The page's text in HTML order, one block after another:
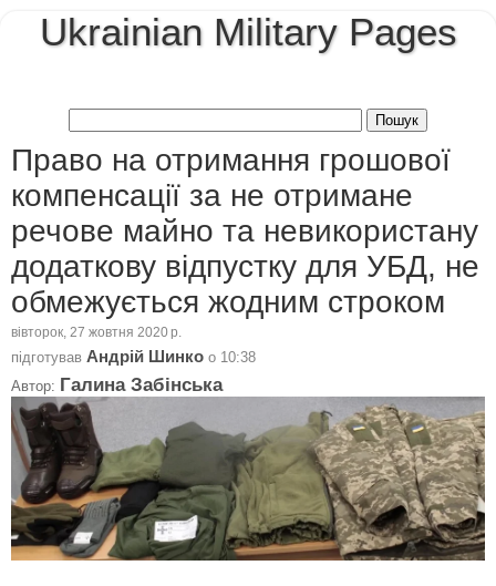
Ukrainian Military Pages
Право на отримання грошової
компенсації за не отримане
речове майно та невикористану
додаткову відпустку для УБД, не
обмежується жодним строком
вівторок, 27 жовтня 2020 р.
підготував Андрій Шинко о 10:38
Автор: Галина Забінська